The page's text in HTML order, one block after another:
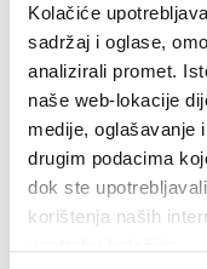
Kolačiće
sadržaj i oglase,
analizirali promet.
naše web-lokacije
medije, oglašavanje
drugim podacima
dok ste
korištenja naših